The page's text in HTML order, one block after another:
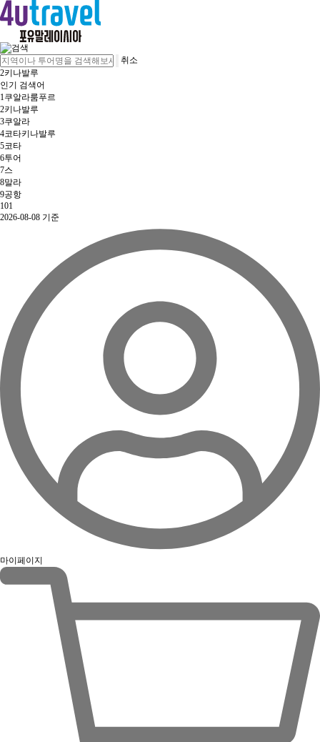
취소
2키나발루
인기 검색어
1쿠알라룸푸르
2키나발루
3쿠알라
4코타키나발루
5코타
6투어
7스
8말라
9공항
101
2026-08-08 기준
마이페이지